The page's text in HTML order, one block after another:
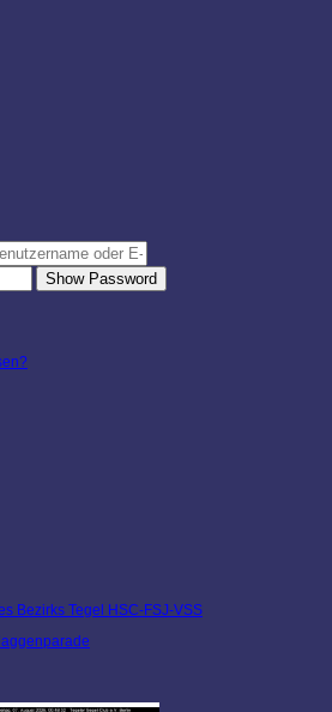
Show Password
Bezirks Tegel HSC-FSJ-VSS